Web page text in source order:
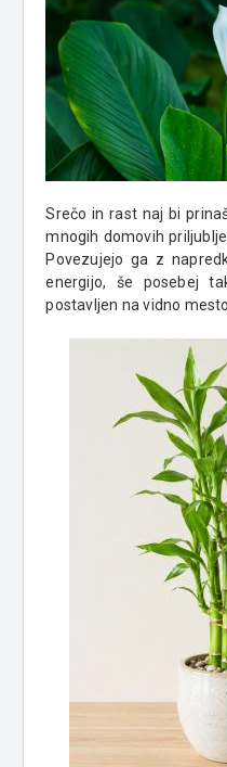
Srečo in rast naj bi
mnogih domovih
Povezujejo ga z
energijo, še posebej
postavljen na vidno mesto.